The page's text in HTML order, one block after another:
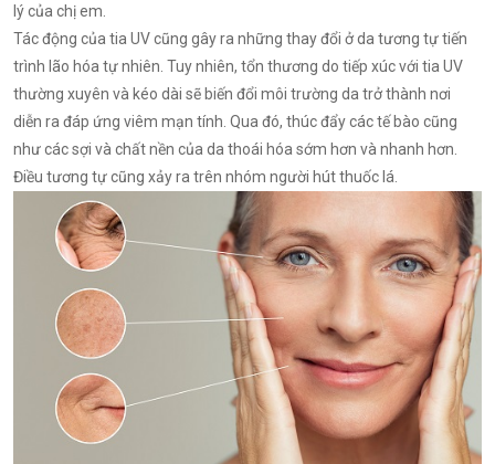
lý của chị em.
Tác động của tia UV cũng gây ra những thay đổi ở da tương tự tiến
trình lão hóa tự nhiên. Tuy nhiên, tổn thương do tiếp xúc với tia UV
thường xuyên và kéo dài sẽ biến đổi môi trường da trở thành nơi
diễn ra đáp ứng viêm mạn tính. Qua đó, thúc đẩy các tế bào cũng
như các sợi và chất nền của da thoái hóa sớm hơn và nhanh hơn.
Điều tương tự cũng xảy ra trên nhóm người hút thuốc lá.